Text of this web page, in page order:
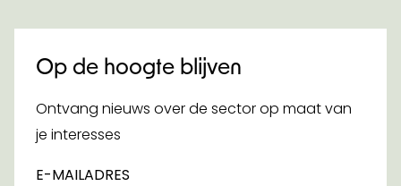
Op de hoogte blijven
Ontvang nieuws over de sector op maat van
je interesses
E-MAILADRES